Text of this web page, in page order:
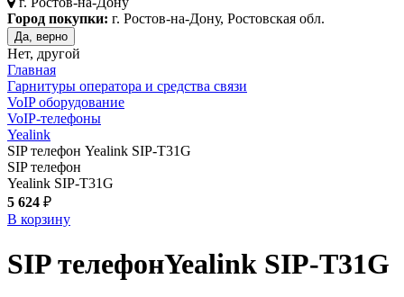
Город покупки: г. Ростов-на-Дону, Ростовская обл.
Да, верно
Нет, другой
Главная
Гарнитуры оператора и средства связи
VoIP оборудование
VoIP-телефоны
Yealink
SIP телефон Yealink SIP-T31G
SIP телефон
Yealink SIP-T31G
5 624 ₽
В корзину
SIP телефонYealink SIP-T31G